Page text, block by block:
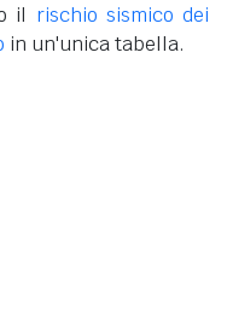
il rischio sismico dei
in un'unica tabella.